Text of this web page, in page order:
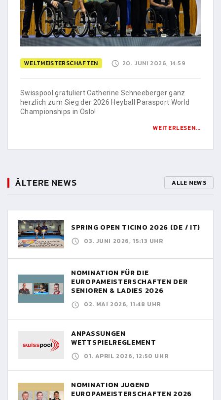
WELTMEISTERSCHAFTEN 20. JUNI 2026, 14:59
Swisspool gratuliert Catherine Schneeberger ganz
herzlich zum Sieg der 2026 Heyball Parasport World
Championships in Oslo!
WEITERLESEN...
ÄLTERE NEWS ALLE NEWS
SPRING OPEN TICINO 2026 (DE / IT)
03. JUNI 2026, 15:13 UHR
NOMINATION FÜR DIE
EUROPAMEISTERSCHAFTEN DER
SENIOREN & LADIES 2026
02. MAI 2026, 11:48 UHR
ANPASSUNGEN
WETTSPIELREGLEMENT
01. APRIL 2026, 12:50 UHR
NOMINATION JUGEND
EUROPAMEISTERSCHAFTEN 2026